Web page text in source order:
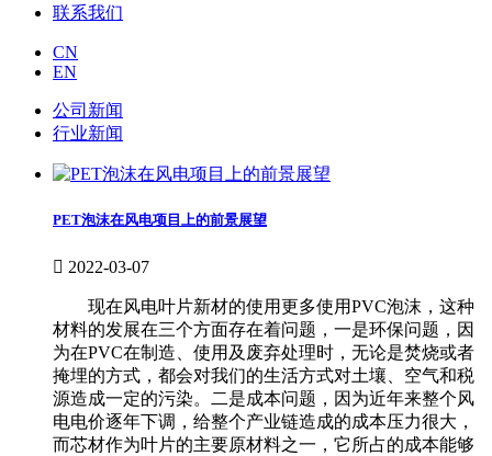
联系我们
CN
EN
公司新闻
行业新闻
PET泡沫在风电项目上的前景展望
 2022-03-07
现在风电叶片新材的使用更多使用PVC泡沫，这种
材料的发展在三个方面存在着问题，一是环保问题，因
为在PVC在制造、使用及废弃处理时，无论是焚烧或者
掩埋的方式，都会对我们的生活方式对土壤、空气和税
源造成一定的污染。二是成本问题，因为近年来整个风
电电价逐年下调，给整个产业链造成的成本压力很大，
而芯材作为叶片的主要原材料之一，它所占的成本能够